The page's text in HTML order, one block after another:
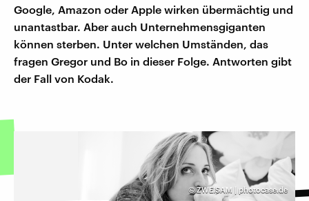
Google, Amazon oder Apple wirken übermächtig und
unantastbar. Aber auch Unternehmensgiganten
können sterben. Unter welchen Umständen, das
fragen Gregor und Bo in dieser Folge. Antworten gibt
der Fall von Kodak.
©ZWEISAM | photocase.de